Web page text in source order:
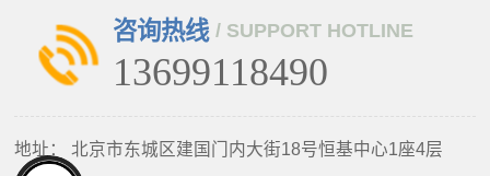
咨询热线 / SUPPORT HOTLINE
13699118490
地址：北京市东城区建国门内大街18号恒基中心1座4层